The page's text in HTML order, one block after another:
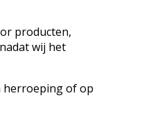
producten,
wij het
herroeping of op